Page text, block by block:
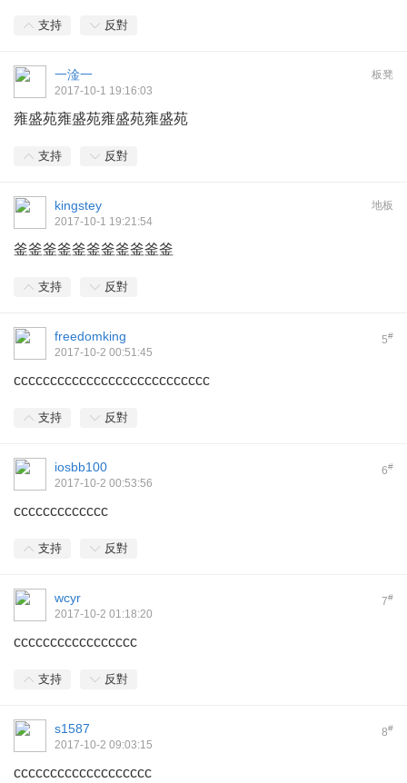
支持 反對
板凳
一淦一
2017-10-1 19:16:03
雍盛苑雍盛苑雍盛苑雍盛苑
支持 反對
地板
kingstey
2017-10-1 19:21:54
釜釜釜釜釜釜釜釜釜釜釜
支持 反對
5#
freedomking
2017-10-2 00:51:45
ccccccccccccccccccccccccccc
支持 反對
6#
iosbb100
2017-10-2 00:53:56
ccccccccccccc
支持 反對
7#
wcyr
2017-10-2 01:18:20
ccccccccccccccccc
支持 反對
8#
s1587
2017-10-2 09:03:15
ccccccccccccccccccc